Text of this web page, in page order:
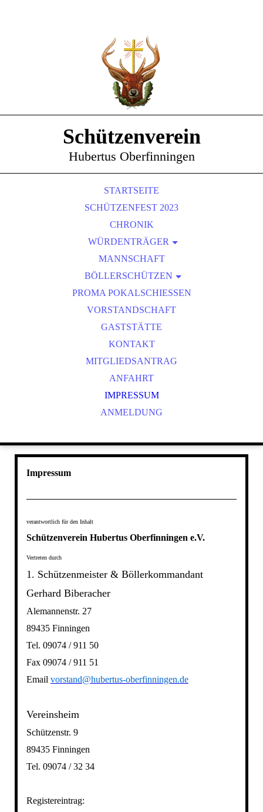
Schützenverein
Hubertus Oberfinningen
STARTSEITE
SCHÜTZENFEST 2023
CHRONIK
WÜRDENTRÄGER
SCHÜTZENKÖNIGE
VEREINSMEISTER
MANNSCHAFT
BÖLLERSCHÜTZEN
OKTOBERFEST & BÖLLERSCHIESSEN
BILDER HUBERTUSMESSE
VIDEO NEUJAHRSBÖLLERN
BILDER BÖLLER
PROMA POKALSCHIESSEN
VORSTANDSCHAFT
GASTSTÄTTE
KONTAKT
MITGLIEDSANTRAG
ANFAHRT
IMPRESSUM
ANMELDUNG
Impressum
verantwortlich für den Inhalt
Schützenverein Hubertus Oberfinningen e.V.
Vertreten durch
1. Schützenmeister & Böllerkommandant
Gerhard Biberacher
Alemannenstr. 27
89435 Finningen
Tel. 09074 / 911 50
Fax 09074 / 911 51
Email vorstand@hubertus-oberfinningen.de
Vereinsheim
Schützenstr. 9
89435 Finningen
Tel. 09074 / 32 34
Registereintrag: